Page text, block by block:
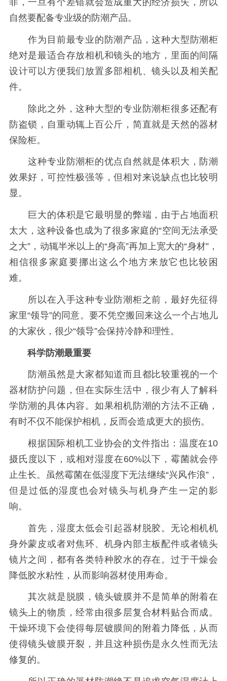
菲，一旦有个差错就会造成重大的经济损失，所以
自然要配备专业级的防潮产品。
作为目前最专业的防潮产品，这种大型防潮柜
绝对是最适合存放相机和镜头的地方，里面的间隔
设计可以方便我们放置多部相机、镜头以及相关配
件。
除此之外，这种大型的专业防潮柜很多还配有
防盗锁，自重动辄上百公斤，简直就是天然的器材
保险柜。
这种专业防潮柜的优点自然就是体积大，防潮
效果好，可控性极强等，但相对来说缺点也比较明
显。
巨大的体积是它最明显的弊端，由于占地面积
太大，这种设备也成为了很多家庭的“空间无法承受
之大”，动辄半米以上的“身高”再加上宽大的“身材”，
相信很多家庭要挪出这么个地方来放它也比较困
难。
所以在入手这种专业防潮柜之前，最好先征得
家里“领导”的同意。要不凭空搬回来这么一个占地儿
的大家伙，很少“领导”会保持冷静和理性。
科学防潮最重要
防潮虽然是大家都知道而且都比较重视的一个
器材防护问题，但在实际生活中，很少有人了解科
学防潮的具体内容。如果相机防潮的方法不正确，
有时不仅不能保护相机，反而会造成更大的损伤。
根据国际相机工业协会的文件指出：温度在10
摄氏度以下，或相对湿度在60%以下，霉菌就会停
止生长。虽然霉菌在低湿度下无法继续“兴风作浪”，
但是过低的湿度也会对镜头与机身产生一定的影
响。
首先，湿度太低会引起器材脱胶。无论相机机
身外蒙皮或者对焦环、机身内部主板配件或者镜头
镜片之间，都有各类特种胶水的存在。过于干燥会
降低胶水粘性，从而影响器材使用寿命。
其次就是脱膜，镜头镀膜并不是简单的附着在
镜头上的物质，经常由很多层复合材料贴合而成。
干燥环境下会使得每层镀膜间的附着力降低，从而
使得镜头镀膜开裂，并且这种损伤是永久性而无法
修复的。